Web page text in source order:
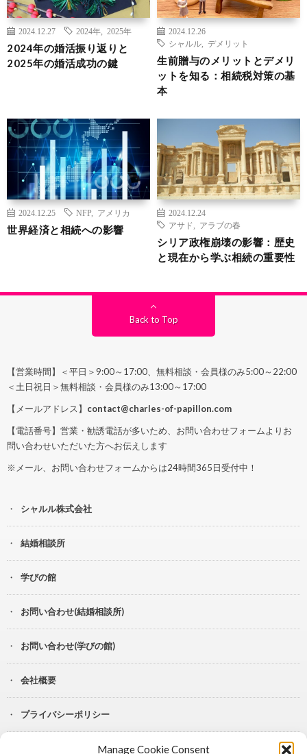
Manage Cookie Consent
2024.12.27 2024年 2025年
2024年の婚活振り返りと
2025年の婚活成功の鍵
2024.12.26
シャルル
デメリット
生前贈与のメリットとデメリ
ットを知る：相続税対策の基
本
2024.12.25 NFP アメリカ
世界経済と相続への影響
2024.12.24
アサド
アラブの春
シリア政権崩壊の影響：歴史
と現在から学ぶ相続の重要性
Back to Top
【営業時間】＜平日＞9:00～17:00、無料相談・会員様のみ5:00～22:00
＜土日祝日＞無料相談・会員様のみ13:00～17:00
【メールアドレス】 contact@charles-of-papillon.com
【電話番号】営業・勧誘電話が多いため、お問い合わせフォームよりお
問い合わせいただいた方へお伝えします
※メール、お問い合わせフォームからは24時間365日受付中！
シャルル株式会社
結婚相談所
学びの館
お問い合わせ(結婚相談所)
お問い合わせ(学びの館)
会社概要
プライバシーポリシー